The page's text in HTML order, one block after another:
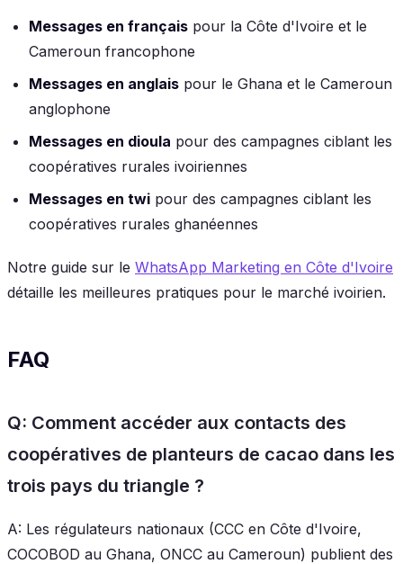
Messages en français pour la Côte d'Ivoire et le
Cameroun francophone
Messages en anglais pour le Ghana et le Cameroun
anglophone
Messages en dioula pour des campagnes ciblant les
coopératives rurales ivoiriennes
Messages en twi pour des campagnes ciblant les
coopératives rurales ghanéennes
Notre guide sur le WhatsApp Marketing en Côte d'Ivoire
détaille les meilleures pratiques pour le marché ivoirien.
FAQ
Q: Comment accéder aux contacts des
coopératives de planteurs de cacao dans les
trois pays du triangle ?
A: Les régulateurs nationaux (CCC en Côte d'Ivoire,
COCOBOD au Ghana, ONCC au Cameroun) publient des